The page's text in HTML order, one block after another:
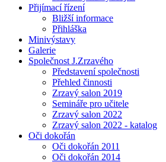
Přijímací řízení
Bližší informace
Přihláška
Minivýstavy
Galerie
Společnost J.Zrzavého
Představení společnosti
Přehled činnosti
Zrzavý salon 2019
Semináře pro učitele
Zrzavý salon 2022
Zrzavý salon 2022 - katalog
Oči dokořán
Oči dokořán 2011
Oči dokořán 2014